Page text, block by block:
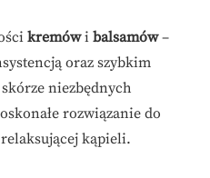
kremówi balsamów–
oraz szybkim
niezbędnych
rozwiązanie do
kąpieli.